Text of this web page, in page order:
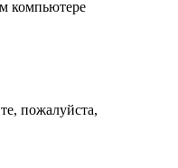
компьютере
пожалуйста,